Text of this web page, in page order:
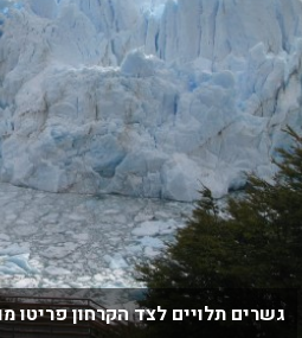
גשרים תלויים לצד הקרחון פריטו